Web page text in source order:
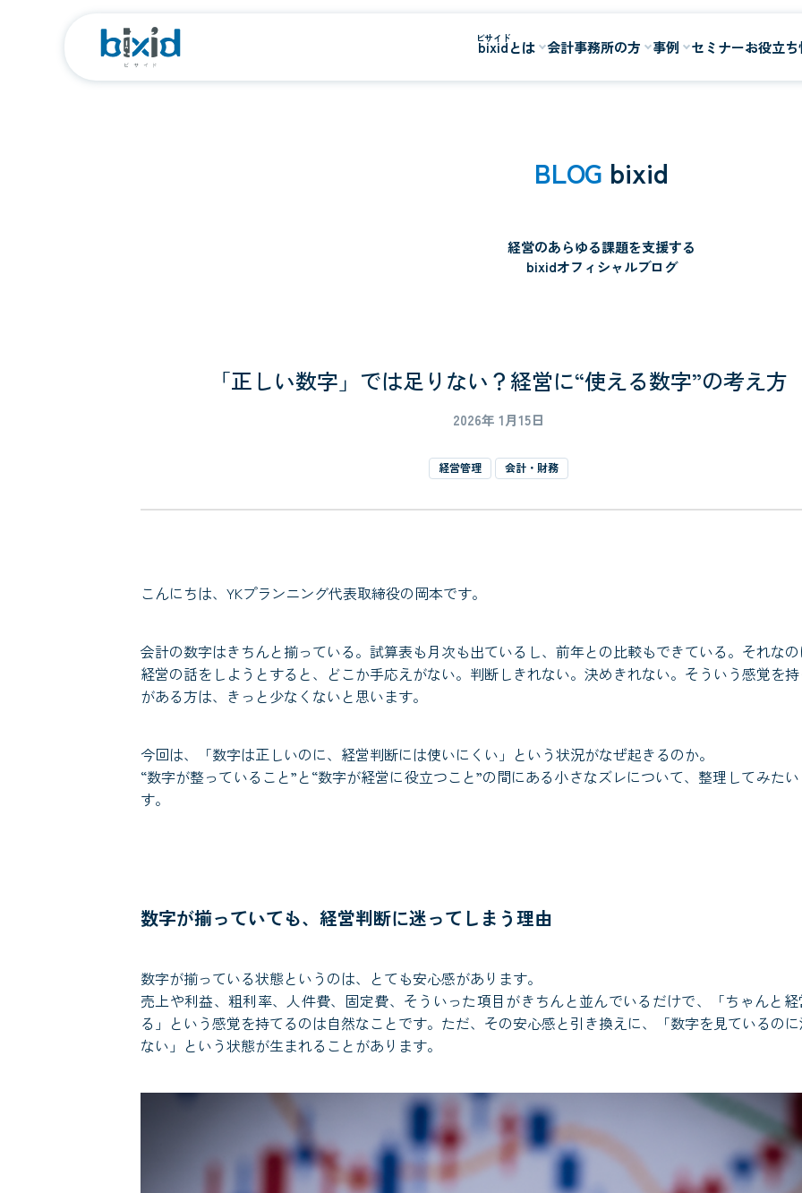
bixidとは 会計事務所の方 事例 セミナーお役立
BLOG bixid
経営のあらゆる課題を支援する
bixidオフィシャルブログ
「正しい数字」では足りない？経営に“使える数字”の考え方
2026年 1月15日
経営管理 会計・財務
こんにちは、YKプランニング代表取締役の岡本です。
会計の数字はきちんと揃っている。試算表も月次も出ているし、前年との比較もできている。それな
経営の話をしようとすると、どこか手応えがない。判断しきれない。決めきれない。そういう感覚を
がある方は、きっと少なくないと思います。
今回は、「数字は正しいのに、経営判断には使いにくい」という状況がなぜ起きるのか。
“数字が整っていること”と“数字が経営に役立つこと”の間にある小さなズレについて、整理してみた
す。
数字が揃っていても、経営判断に迷ってしまう理由
数字が揃っている状態というのは、とても安心感があります。
売上や利益、粗利率、人件費、固定費、そういった項目がきちんと並んでいるだけで、「ちゃんと
る」という感覚を持てるのは自然なことです。ただ、その安心感と引き換えに、「数字を見ているの
ない」という状態が生まれることがあります。